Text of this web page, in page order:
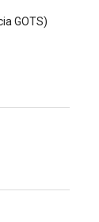
GOTS)